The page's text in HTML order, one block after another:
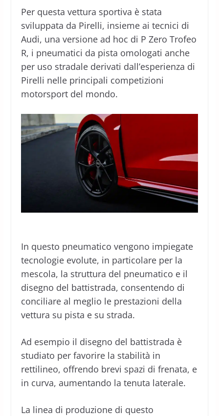
Per questa vettura sportiva è stata
sviluppata da Pirelli, insieme ai tecnici di
Audi, una versione ad hoc di P Zero Trofeo
R, i pneumatici da pista omologati anche
per uso stradale derivati dall’esperienza di
Pirelli nelle principali competizioni
motorsport del mondo.
In questo pneumatico vengono impiegate
tecnologie evolute, in particolare per la
mescola, la struttura del pneumatico e il
disegno del battistrada, consentendo di
conciliare al meglio le prestazioni della
vettura su pista e su strada.
Ad esempio il disegno del battistrada è
studiato per favorire la stabilità in
rettilineo, offrendo brevi spazi di frenata, e
in curva, aumentando la tenuta laterale.
La linea di produzione di questo